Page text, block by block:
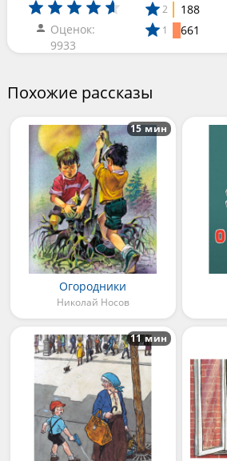
Оценок:
9933
2 188
1 661
Похожие рассказы
Огородники
Николай Носов
15 мин
11 мин